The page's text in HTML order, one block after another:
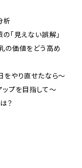
析
「見えない誤解」
の価値をどう高め
やり直せたなら～
プを目指して～
？